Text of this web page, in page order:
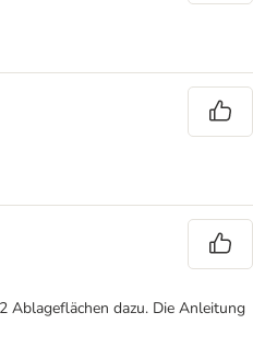
Ablageflächen dazu. Die Anleitung